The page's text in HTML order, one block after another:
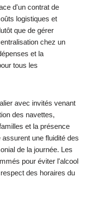
d'un contrat de
logistiques et
que de gérer
chez un
et la
tous les
avec invités venant
des navettes,
et la présence
assurent une fluidité des
de la journée. Les
pour éviter l'alcool
des horaires du